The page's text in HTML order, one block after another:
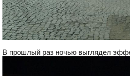
В прошлый раз ночью выглядел